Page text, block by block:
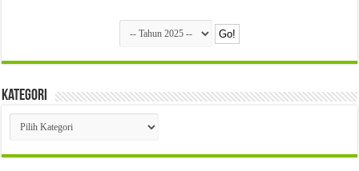
Kategori
Kategori